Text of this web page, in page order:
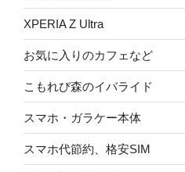
XPERIA Z Ultra
お気に入りのカフェなど
こもれび森のイバライド
スマホ・ガラケー本体
スマホ代節約、格安SIM